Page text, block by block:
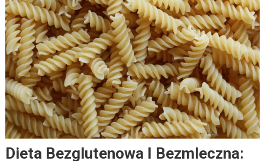
Dieta Bezglutenowa I Bezmleczna: